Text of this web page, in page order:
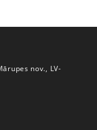
nov., LV-